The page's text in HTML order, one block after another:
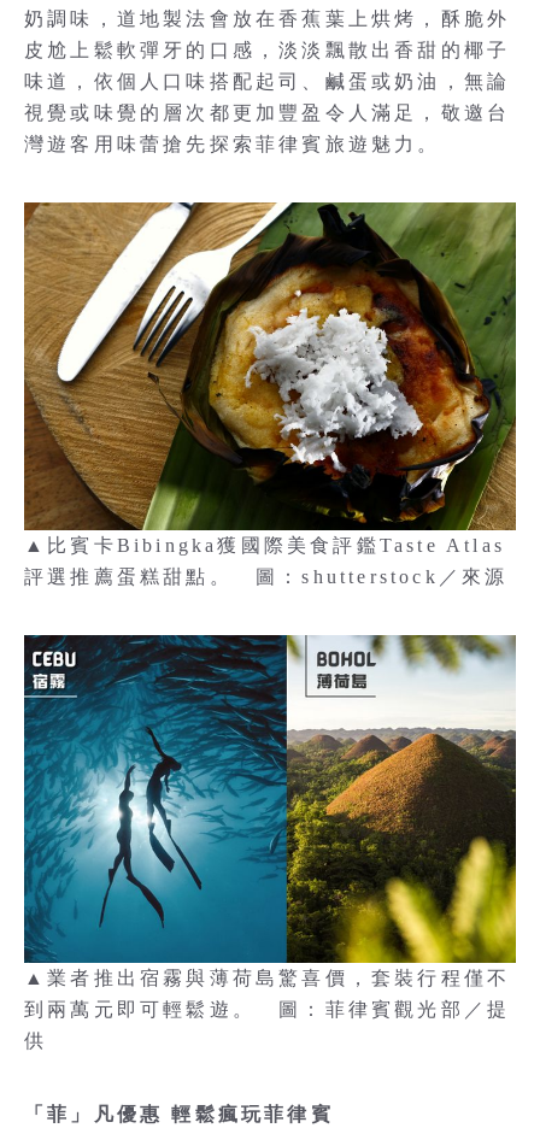
奶調味，道地製法會放在香蕉葉上烘烤，酥脆外
皮尬上鬆軟彈牙的口感，淡淡飄散出香甜的椰子
味道，依個人口味搭配起司、鹹蛋或奶油，無論
視覺或味覺的層次都更加豐盈令人滿足，敬邀台
灣遊客用味蕾搶先探索菲律賓旅遊魅力。
▲比賓卡Bibingka獲國際美食評鑑Taste Atlas
評選推薦蛋糕甜點。 圖：shutterstock／來源
▲業者推出宿霧與薄荷島驚喜價，套裝行程僅不
到兩萬元即可輕鬆遊。 圖：菲律賓觀光部／提
供
「菲」凡優惠 輕鬆瘋玩菲律賓